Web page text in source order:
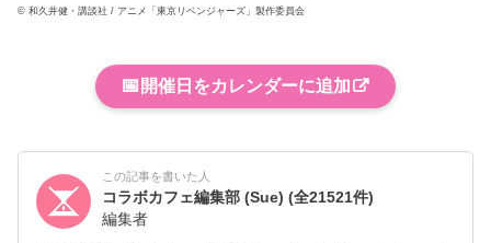
© 和久井健・講談社 / アニメ「東京リベンジャーズ」製作委員会
📅 開催日をカレンダーに追加
この記事を書いた人
コラボカフェ編集部 (Sue)(全21521件)
編集者